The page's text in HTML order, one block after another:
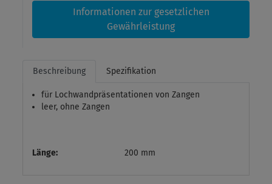
Informationen zur gesetzlichen
Gewährleistung
Beschreibung Spezifikation
für Lochwandpräsentationen von Zangen
leer, ohne Zangen
Länge: 200 mm